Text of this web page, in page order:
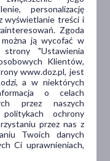
Benzoate, Parfum,
CI 77891, CI
skóry.
i miękka.
personalizację
wyświetlanie treści i
Zgoda
ją wycofać w
"Ustawienia
Klientów,
www.doz.pl, jest
a w niektórych
o celach
przez naszych
ochrony
przez nas z
Twoich danych
Ci uprawnieniach,